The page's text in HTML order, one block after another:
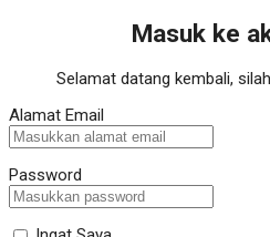
Masuk ke
Selamat datang kembali,
Alamat Email
Password